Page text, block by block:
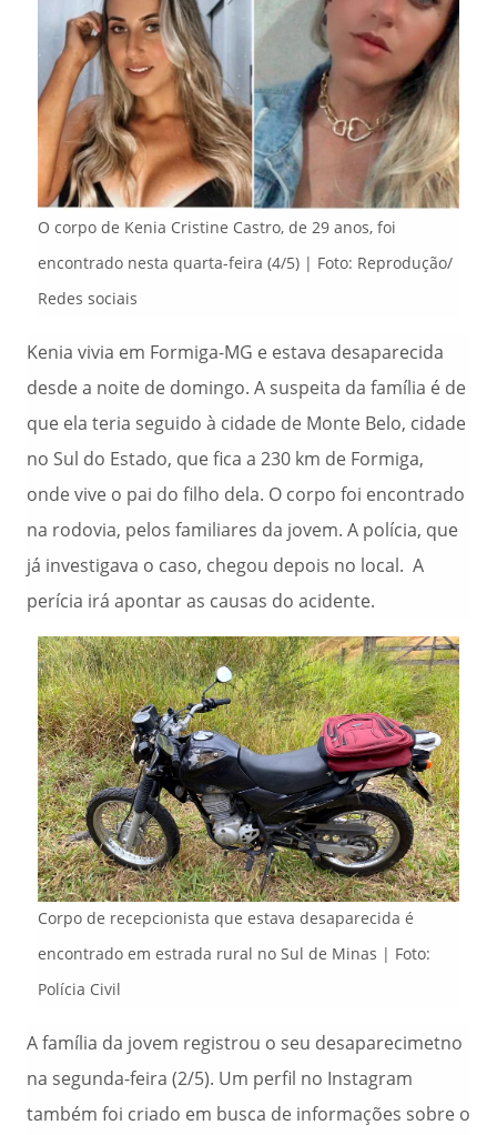
O corpo de Kenia Cristine Castro, de 29 anos, foi
encontrado nesta quarta-feira (4/5) | Foto: Reprodução/
Redes sociais
Kenia vivia em Formiga-MG e estava desaparecida
desde a noite de domingo. A suspeita da família é de
que ela teria seguido à cidade de Monte Belo, cidade
no Sul do Estado, que fica a 230 km de Formiga,
onde vive o pai do filho dela. O corpo foi encontrado
na rodovia, pelos familiares da jovem. A polícia, que
já investigava o caso, chegou depois no local. A
perícia irá apontar as causas do acidente.
Corpo de recepcionista que estava desaparecida é
encontrado em estrada rural no Sul de Minas | Foto:
Polícia Civil
A família da jovem registrou o seu desaparecimetno
na segunda-feira (2/5). Um perfil no Instagram
também foi criado em busca de informações sobre o